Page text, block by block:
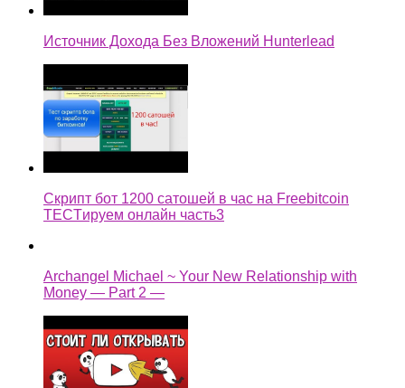
Источник Дохода Без Вложений Hunterlead
Скрипт бот 1200 сатошей в час на Freebitcoin
TECTируем онлайн часть3
Archangel Michael ~ Your New Relationship with
Money — Part 2 —